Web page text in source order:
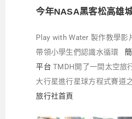
今年NASA黑客松高雄
Play with Water 製作教學影
帶領小學生們認識水循環
平台 TMDH開了一間太空旅
大行星進行星球方程式賽
旅行社首頁